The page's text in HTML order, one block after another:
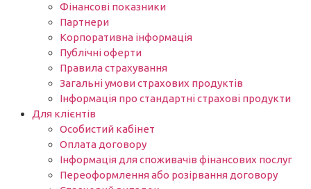
Фінансові показники
Партнери​
Корпоративна інформація
Публічні оферти
Правила страхування
Загальні умови страхових продуктів
Інформація про стандартні страхові продукти
Для клієнтів
Особистий кабінет
Оплата договору
Інформація для споживачів фінансових послуг
Переоформлення або розірвання договору